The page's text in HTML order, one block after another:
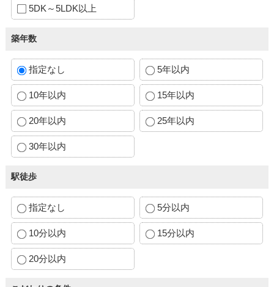
5DK～5LDK以上
築年数
指定なし 5年以内
10年以内 15年以内
20年以内 25年以内
30年以内
駅徒歩
指定なし 5分以内
10分以内 15分以内
20分以内